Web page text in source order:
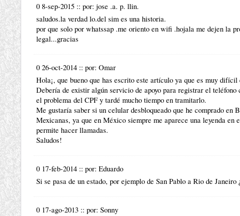
0 8-sep-2015 :: por: jose .a. p. llin.
saludos.la verdad lo.del sim es una historia.
por que solo por whatssap .me oriento en wifi .hojala me dejen la
legal...gracias
0 26-oct-2014 :: por: Omar
Hola¡, que bueno que has escrito este artículo ya que es muy
Debería de existir algún servicio de apoyo para registrar el teléfono
el problema del CPF y tardé mucho tiempo en tramitarlo.
Me gustaría saber si un celular desbloqueado que he comprado en
Mexicanas, ya que en México siempre me aparece una leyenda
permite hacer llamadas.
Saludos!
0 17-feb-2014 :: por: Eduardo
Si se pasa de un estado, por ejemplo de San Pablo a Rio de Janeiro
0 17-ago-2013 :: por: Sonny